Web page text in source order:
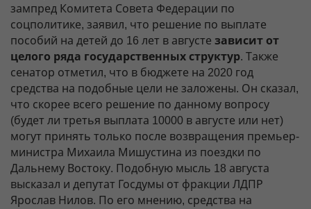
зампред Комитета Совета Федерации по
соцполитике, заявил, что решение по выплате
пособий на детей до 16 лет в августе зависит от
целого ряда государственных структур. Также
сенатор отметил, что в бюджете на 2020 год
средства на подобные цели не заложены. Он сказал,
что скорее всего решение по данному вопросу
(будет ли третья выплата 10000 в августе или нет)
могут принять только после возвращения премьер-
министра Михаила Мишустина из поездки по
Дальнему Востоку. Подобную мысль 18 августа
высказал и депутат Госдумы от фракции ЛДПР
Ярослав Нилов. По его мнению, средства на